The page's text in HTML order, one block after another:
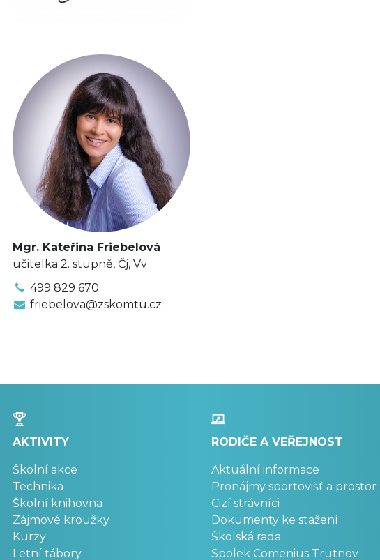
Mgr. Kateřina Friebelová
učitelka 2. stupně, Čj, Vv
499 829 670
friebelova@zskomtu.cz
AKTIVITY
Školní akce
Technika
Školní knihovna
Zájmové kroužky
Kurzy
Letní tábory
RODIČE A VEŘEJNOST
Aktuální informace
Pronájmy sportovišť a prostor
Cizí strávníci
Dokumenty ke stažení
Školská rada
Spolek Comenius Trutnov